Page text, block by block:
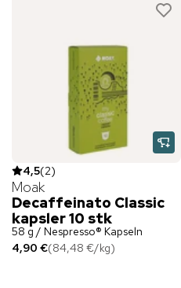
4,5(2)
Moak
Decaffeinato Classic
kapsler 10 stk
58 g / Nespresso® Kapseln
4,90 €(84,48 €/kg)